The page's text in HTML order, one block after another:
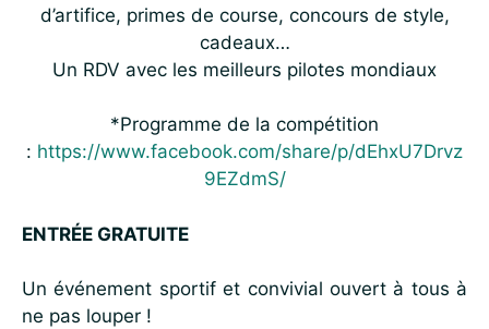
d’artifice, primes de course, concours de style,
cadeaux…
Un RDV avec les meilleurs pilotes mondiaux
*Programme de la compétition
: https://www.facebook.com/share/p/dEhxU7Drvz
9EZdmS/
ENTRÉE GRATUITE
Un événement sportif et convivial ouvert à tous à
ne pas louper !